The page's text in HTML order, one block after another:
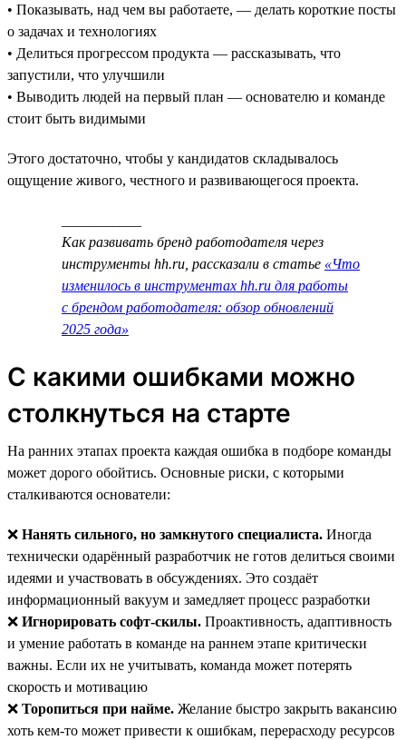
• Показывать, над чем вы работаете, — делать короткие посты
о задачах и технологиях
• Делиться прогрессом продукта — рассказывать, что
запустили, что улучшили
• Выводить людей на первый план — основателю и команде
стоит быть видимыми
Этого достаточно, чтобы у кандидатов складывалось
ощущение живого, честного и развивающегося проекта.
Как развивать бренд работодателя через
инструменты hh.ru, рассказали в статье «Что
изменилось в инструментах hh.ru для работы
с брендом работодателя: обзор обновлений
2025 года»
С какими ошибками можно
столкнуться на старте
На ранних этапах проекта каждая ошибка в подборе команды
может дорого обойтись. Основные риски, с которыми
сталкиваются основатели:
❌ Нанять сильного, но замкнутого специалиста. Иногда
технически одарённый разработчик не готов делиться своими
идеями и участвовать в обсуждениях. Это создаёт
информационный вакуум и замедляет процесс разработки
❌ Игнорировать софт-скилы. Проактивность, адаптивность
и умение работать в команде на раннем этапе критически
важны. Если их не учитывать, команда может потерять
скорость и мотивацию
❌ Торопиться при найме. Желание быстро закрыть вакансию
хоть кем-то может привести к ошибкам, перерасходу ресурсов